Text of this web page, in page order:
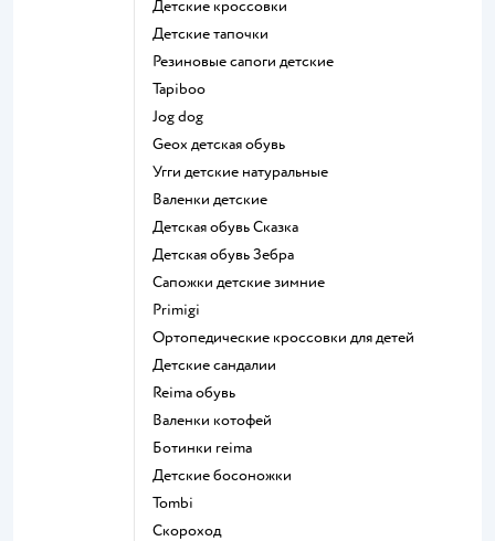
Детские кроссовки
Детские тапочки
Резиновые сапоги детские
Tapiboo
Jog dog
Geox детская обувь
Угги детские натуральные
Валенки детские
Детская обувь Сказка
Детская обувь Зебра
Сапожки детские зимние
Primigi
Ортопедические кроссовки для детей
Детские сандалии
Reima обувь
Валенки котофей
Ботинки reima
Детские босоножки
Tombi
Скороход